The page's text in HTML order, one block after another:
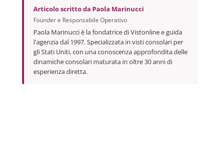
Articolo scritto da Paola Marinucci
Founder e Responsabile Operativo
Paola Marinucci è la fondatrice di Vistonline e guida
l'agenzia dal 1997. Specializzata in visti consolari per
gli Stati Uniti, con una conoscenza approfondita delle
dinamiche consolari maturata in oltre 30 anni di
esperienza diretta.